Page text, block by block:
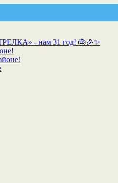
- нам 31 год! 🎂🎉✨